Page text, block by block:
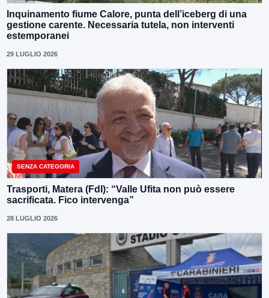
Inquinamento fiume Calore, punta dell’iceberg di una
gestione carente. Necessaria tutela, non interventi
estemporanei
29 LUGLIO 2026
SENZA CATEGORIA
Trasporti, Matera (FdI): “Valle Ufita non può essere
sacrificata. Fico intervenga”
28 LUGLIO 2026